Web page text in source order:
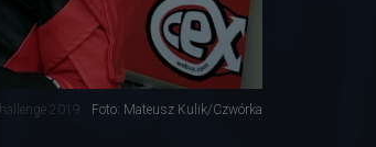
2019 Foto: Mateusz Kulik/Czwórka